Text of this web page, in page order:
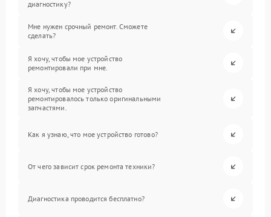
диагностику?
Мне нужен срочный ремонт. Сможете
сделать?
Я хочу, чтобы мое устройство
ремонтировали при мне.
Я хочу, чтобы мое устройство
ремонтировалось только оригинальными
запчастями.
Как я узнаю, что мое устройство готово?
От чего зависит срок ремонта техники?
Диагностика проводится бесплатно?